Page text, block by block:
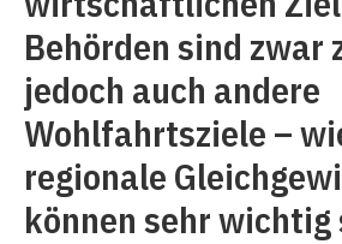
Behörden sind zwar
jedoch auch andere
Wohlfahrtsziele –
regionale
können sehr wichtig